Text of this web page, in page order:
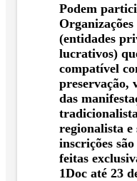
Podem
(entidades
lucrativos)
compatível
preservação,
das
regionalista
inscrições
feitas
1Doc até 23